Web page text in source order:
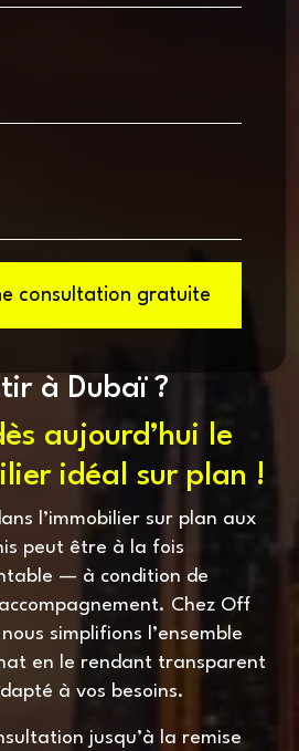
consultation gratuite
à Dubaï ?
aujourd’hui le
idéal sur plan !
l’immobilier sur plan aux
peut être à la fois
— à condition de
Chez Off
simplifions l’ensemble
en le rendant transparent
à vos besoins.
jusqu’à la remise